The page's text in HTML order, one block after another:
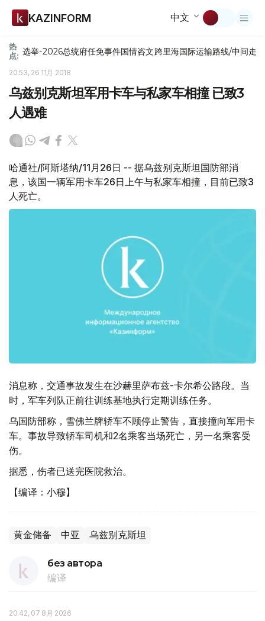
KAZINFORM 中文
热
点: 选举-2026总统府任免事件国情咨文跨里海国际运输路线/中间走廊
20:53, 26 11月 2018
乌兹别克斯坦军用卡车与私家车相撞 已致3
人遇难
哈通社/阿斯塔纳/11月26日 -- 据乌兹别克斯坦国防部消
息，该国一辆军用卡车26日上午与私家车相撞，目前已致3
人死亡。
消息称，交通事故发生在沙赫里萨布兹-卡尔希公路段。当
时，军车列队正前往训练基地执行定期训练任务。
乌国防部称，雪佛兰牌轿车不顾停止警告，直接撞向军用卡
车。事故导致轿车司机和2名乘客当场死亡，另一名乘客受
伤。
据悉，伤者已送完医院救治。
【编译：小穆】
黄金储备 中亚 乌兹别克斯坦
без автора
编译
20:42, 07 8月 2026